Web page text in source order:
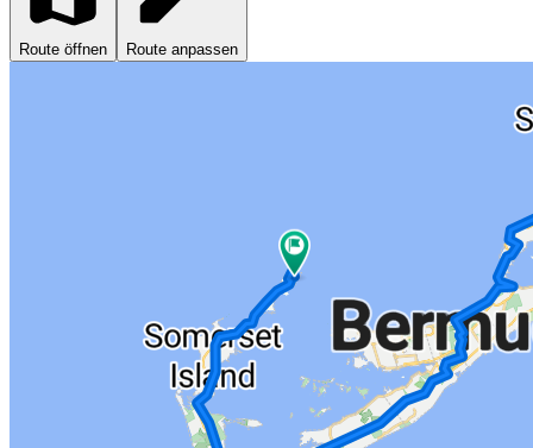
Route öffnen Route anpassen